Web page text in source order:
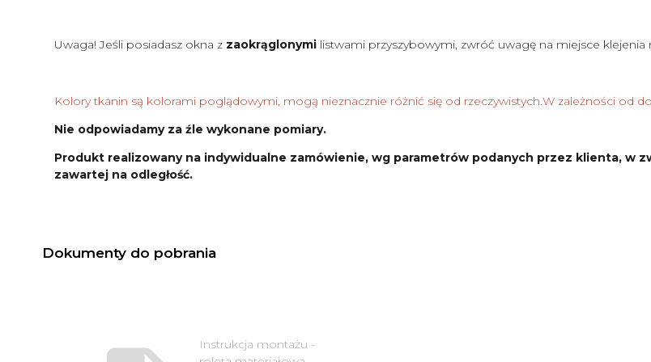
Uwaga! Jeśli posiadasz okna z zaokrąglonymi listwami przyszybowymi, zwróć uwagę na miejsce klejenia
Kolory tkanin są kolorami poglądowymi, mogą nieznacznie różnić się od rzeczywistych.W zależności od
Nie odpowiadamy za źle wykonane pomiary.
Produkt realizowany na indywidualne zamówienie, wg parametrów podanych przez klienta, w
zawartej na odległość.
Dokumenty do pobrania
Instrukcja montażu -